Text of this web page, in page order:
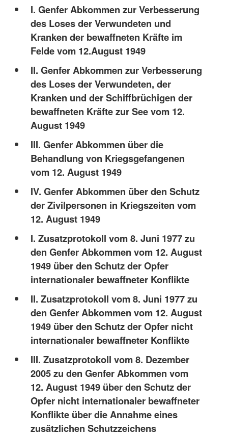
I. Genfer Abkommen zur Verbesserung
des Loses der Verwundeten und
Kranken der bewaffneten Kräfte im
Felde vom 12.August 1949
II. Genfer Abkommen zur Verbesserung
des Loses der Verwundeten, der
Kranken und der Schiffbrüchigen der
bewaffneten Kräfte zur See vom 12.
August 1949
III. Genfer Abkommen über die
Behandlung von Kriegsgefangenen
vom 12. August 1949
IV. Genfer Abkommen über den Schutz
der Zivilpersonen in Kriegszeiten vom
12. August 1949
I. Zusatzprotokoll vom 8. Juni 1977 zu
den Genfer Abkommen vom 12. August
1949 über den Schutz der Opfer
internationaler bewaffneter Konflikte
II. Zusatzprotokoll vom 8. Juni 1977 zu
den Genfer Abkommen vom 12. August
1949 über den Schutz der Opfer nicht
internationaler bewaffneter Konflikte
III. Zusatzprotokoll vom 8. Dezember
2005 zu den Genfer Abkommen vom
12. August 1949 über den Schutz der
Opfer nicht internationaler bewaffneter
Konflikte über die Annahme eines
zusätzlichen Schutzzeichens